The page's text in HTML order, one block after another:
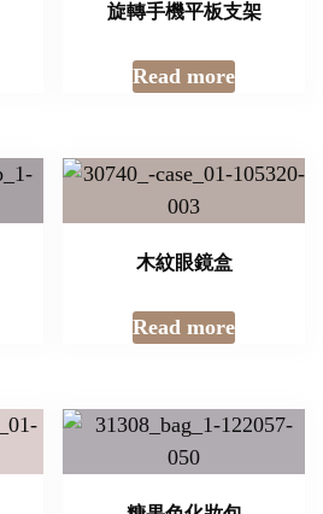
旋轉手機平板支架
Read more
木紋眼鏡盒
Read more